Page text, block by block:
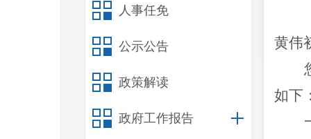
人事任免
公示公告
政策解读
政府工作报告
黄伟
如下